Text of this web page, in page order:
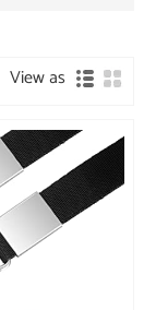
View as